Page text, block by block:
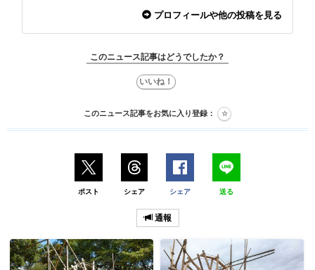
プロフィールや他の投稿を見る
このニュース記事はどうでしたか？
このニュース記事をお気に入り登録：
ポスト シェア シェア 送る
通報